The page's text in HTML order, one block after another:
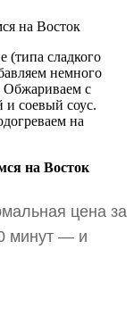
(типа сладкого
немного
Обжариваем с
соевый соус.
на
цена за
минут — и